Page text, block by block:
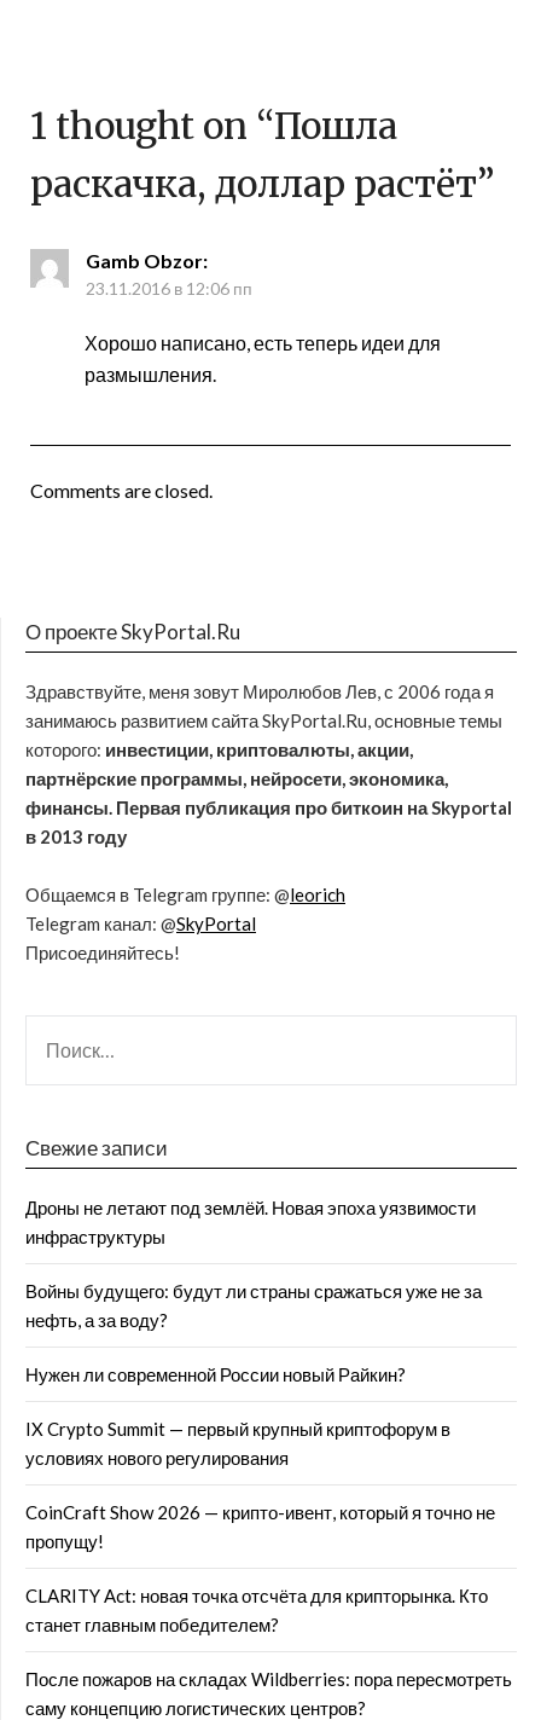
1 thought on “Пошла
раскачка, доллар растёт”
Gamb Obzor:
23.11.2016 в 12:06 пп
Хорошо написано, есть теперь идеи для
размышления.
Comments are closed.
О проекте SkyPortal.Ru
Здравствуйте, меня зовут Миролюбов Лев, с 2006 года я
занимаюсь развитием сайта SkyPortal.Ru, основные темы
которого: инвестиции, криптовалюты, акции,
партнёрские программы, нейросети, экономика,
финансы. Первая публикация про биткоин на Skyportal
в 2013 году
Общаемся в Telegram группе: @leorich
Telegram канал: @SkyPortal
Присоединяйтесь!
Свежие записи
Дроны не летают под землёй. Новая эпоха уязвимости
инфраструктуры
Войны будущего: будут ли страны сражаться уже не за
нефть, а за воду?
Нужен ли современной России новый Райкин?
IX Crypto Summit — первый крупный криптофорум в
условиях нового регулирования
CoinCraft Show 2026 — крипто-ивент, который я точно не
пропущу!
CLARITY Act: новая точка отсчёта для крипторынка. Кто
станет главным победителем?
После пожаров на складах Wildberries: пора пересмотреть
саму концепцию логистических центров?